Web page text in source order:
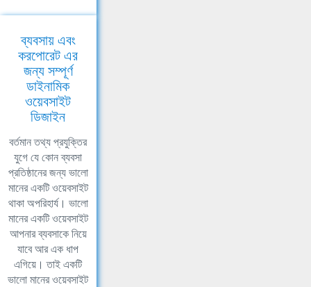
ব্যবসায় এবং
করপোরেট এর
জন্য সম্পূর্ণ
ডাইনামিক
ওয়েবসাইট
ডিজাইন
বর্তমান তথ্য প্রযুক্তির
যুগে যে কোন ব্যবসা
প্রতিষ্ঠানের জন্য ভালো
মানের একটি ওয়েবসাইট
থাকা অপরিহার্য। ভালো
মানের একটি ওয়েবসাইট
আপনার ব্যবসাকে নিয়ে
যাবে আর এক ধাপ
এগিয়ে। তাই একটি
ভালো মানের ওয়েবসাইট